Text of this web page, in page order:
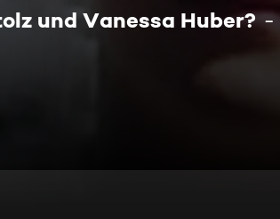
und Vanessa Huber?